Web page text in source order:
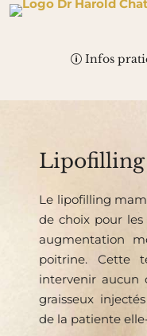
Infos
Le lipofilling
de choix pour
augmentation
poitrine. Cette
intervenir aucun
graisseux
de la patiente